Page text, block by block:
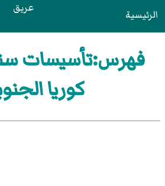
الرئيسية عريق
كوريا